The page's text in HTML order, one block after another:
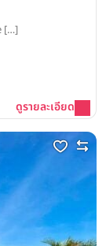
[…]
ดูรายละเอียด